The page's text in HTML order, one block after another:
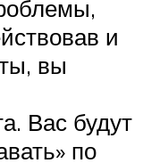
и
вы
Вас будут
по